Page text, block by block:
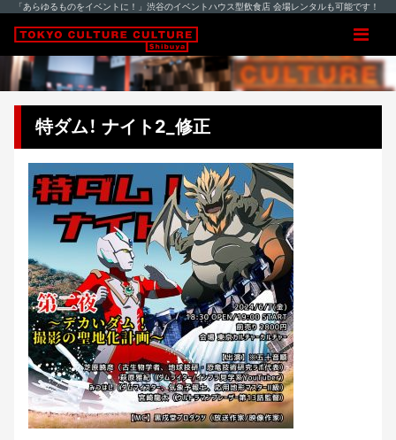
「あらゆるものをイベントに！」渋谷のイベントハウス型飲食店 会場レンタルも可能です！
特ダム！ ナイト2_修正